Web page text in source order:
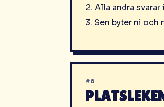
Alla andra
Sen byter ni och
#8